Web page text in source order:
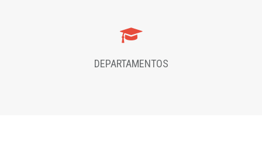
DEPARTAMENTOS